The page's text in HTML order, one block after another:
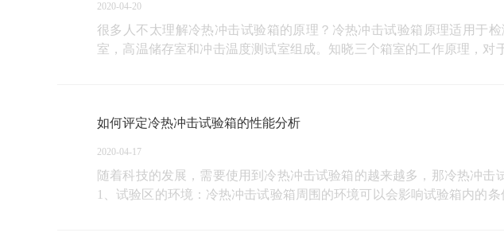
2020-04-20
很多人不太理解冷热冲击试验箱的原理？冷热冲击试验箱原理适用于
室，高温储存室和冲击温度测试室组成。知晓三个箱室的工作原理，
如何评定冷热冲击试验箱的性能分析
2020-04-17
随着科技的发展，需要使用到冷热冲击试验箱的越来越多，那冷热冲
1、试验区的环境：冷热冲击试验箱周围的环境可以会影响试验箱内的